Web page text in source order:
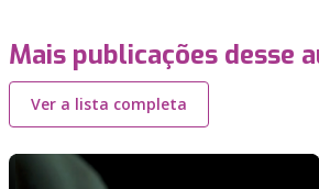
Mais publicações desse
Ver a lista completa